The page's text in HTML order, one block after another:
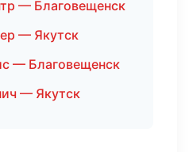
— Благовещенск
— Якутск
— Благовещенск
— Якутск